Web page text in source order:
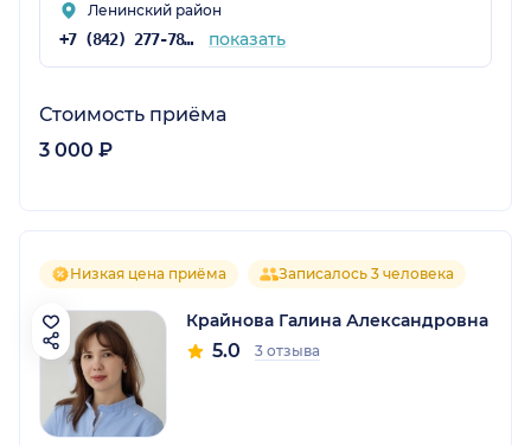
Ленинский район
+7 (842) 277-78-88 показать
Стоимость приёма
3 000 ₽
Низкая цена приёма Записалось 3 человека
Крайнова Галина Александровна
5.0 3 отзыва